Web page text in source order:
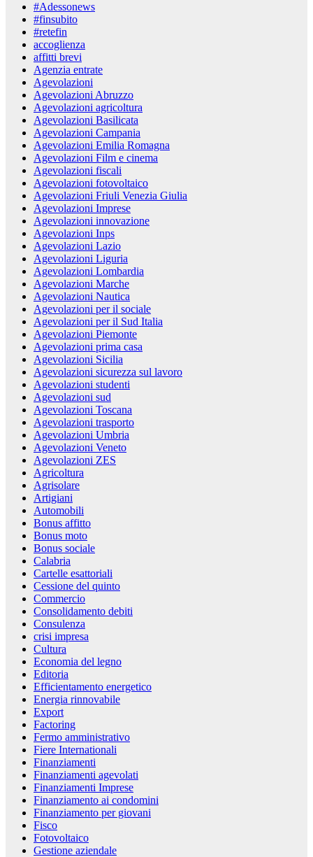
#Adessonews
#finsubito
#retefin
accoglienza
affitti brevi
Agenzia entrate
Agevolazioni
Agevolazioni Abruzzo
Agevolazioni agricoltura
Agevolazioni Basilicata
Agevolazioni Campania
Agevolazioni Emilia Romagna
Agevolazioni Film e cinema
Agevolazioni fiscali
Agevolazioni fotovoltaico
Agevolazioni Friuli Venezia Giulia
Agevolazioni Imprese
Agevolazioni innovazione
Agevolazioni Inps
Agevolazioni Lazio
Agevolazioni Liguria
Agevolazioni Lombardia
Agevolazioni Marche
Agevolazioni Nautica
Agevolazioni per il sociale
Agevolazioni per il Sud Italia
Agevolazioni Piemonte
Agevolazioni prima casa
Agevolazioni Sicilia
Agevolazioni sicurezza sul lavoro
Agevolazioni studenti
Agevolazioni sud
Agevolazioni Toscana
Agevolazioni trasporto
Agevolazioni Umbria
Agevolazioni Veneto
Agevolazioni ZES
Agricoltura
Agrisolare
Artigiani
Automobili
Bonus affitto
Bonus moto
Bonus sociale
Calabria
Cartelle esattoriali
Cessione del quinto
Commercio
Consolidamento debiti
Consulenza
crisi impresa
Cultura
Economia del legno
Editoria
Efficientamento energetico
Energia rinnovabile
Export
Factoring
Fermo amministrativo
Fiere Internationali
Finanziamenti
Finanziamenti agevolati
Finanziamenti Imprese
Finanziamento ai condomini
Finanziamento per giovani
Fisco
Fotovoltaico
Gestione aziendale